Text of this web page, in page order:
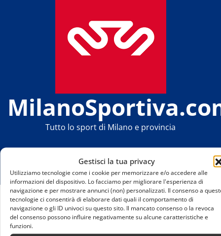
Gestisci la tua privacy
Utilizziamo tecnologie come i cookie per memorizzare e/o accedere alle
informazioni del dispositivo. Lo facciamo per migliorare l'esperienza di
navigazione e per mostrare annunci (non) personalizzati. Il consenso a
tecnologie ci consentirà di elaborare dati quali il comportamento di
navigazione o gli ID univoci su questo sito. Il mancato consenso o la revoca
del consenso possono influire negativamente su alcune caratteristiche e
funzioni.
Tutto lo sport di Milano e provincia
Home
Marco Riva verso la riconferma alla guida del CONI
Lombardia